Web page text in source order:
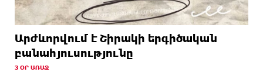
Արժևորվում է Շիրակի երգիծական
բանահյուսությունը
3 ՕՐ ԱՌԱՋ